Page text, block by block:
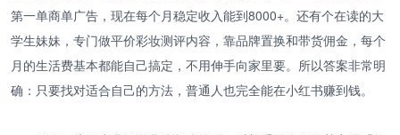
第一单商单广告，现在每个月稳定收入能到8000+。还有个在读的大
学生妹妹，专门做平价彩妆测评内容，靠品牌置换和带货佣金，每个
月的生活费基本都能自己搞定，不用伸手向家里要。所以答案非常明
确：只要找对适合自己的方法，普通人也完全能在小红书赚到钱。